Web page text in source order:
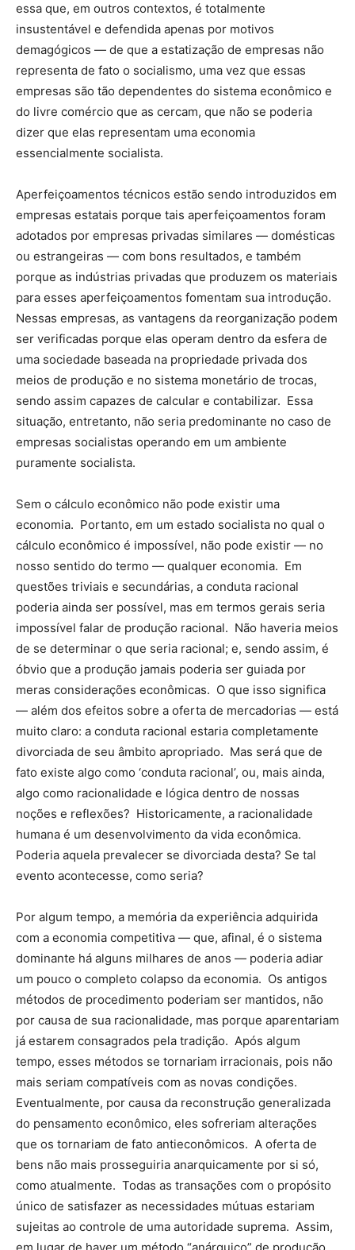
essa que, em outros contextos, é totalmente
insustentável e defendida apenas por motivos
demagógicos — de que a estatização de empresas não
representa de fato o socialismo, uma vez que essas
empresas são tão dependentes do sistema econômico e
do livre comércio que as cercam, que não se poderia
dizer que elas representam uma economia
essencialmente socialista.
Aperfeiçoamentos técnicos estão sendo introduzidos em
empresas estatais porque tais aperfeiçoamentos foram
adotados por empresas privadas similares — domésticas
ou estrangeiras — com bons resultados, e também
porque as indústrias privadas que produzem os materiais
para esses aperfeiçoamentos fomentam sua introdução.
Nessas empresas, as vantagens da reorganização podem
ser verificadas porque elas operam dentro da esfera de
uma sociedade baseada na propriedade privada dos
meios de produção e no sistema monetário de trocas,
sendo assim capazes de calcular e contabilizar. Essa
situação, entretanto, não seria predominante no caso de
empresas socialistas operando em um ambiente
puramente socialista.
Sem o cálculo econômico não pode existir uma
economia. Portanto, em um estado socialista no qual o
cálculo econômico é impossível, não pode existir — no
nosso sentido do termo — qualquer economia. Em
questões triviais e secundárias, a conduta racional
poderia ainda ser possível, mas em termos gerais seria
impossível falar de produção racional. Não haveria meios
de se determinar o que seria racional; e, sendo assim, é
óbvio que a produção jamais poderia ser guiada por
meras considerações econômicas. O que isso significa
— além dos efeitos sobre a oferta de mercadorias — está
muito claro: a conduta racional estaria completamente
divorciada de seu âmbito apropriado. Mas será que de
fato existe algo como ‘conduta racional’, ou, mais ainda,
algo como racionalidade e lógica dentro de nossas
noções e reflexões? Historicamente, a racionalidade
humana é um desenvolvimento da vida econômica.
Poderia aquela prevalecer se divorciada desta? Se tal
evento acontecesse, como seria?
Por algum tempo, a memória da experiência adquirida
com a economia competitiva — que, afinal, é o sistema
dominante há alguns milhares de anos — poderia adiar
um pouco o completo colapso da economia. Os antigos
métodos de procedimento poderiam ser mantidos, não
por causa de sua racionalidade, mas porque aparentariam
já estarem consagrados pela tradição. Após algum
tempo, esses métodos se tornariam irracionais, pois não
mais seriam compatíveis com as novas condições.
Eventualmente, por causa da reconstrução generalizada
do pensamento econômico, eles sofreriam alterações
que os tornariam de fato antieconômicos. A oferta de
bens não mais prosseguiria anarquicamente por si só,
como atualmente. Todas as transações com o propósito
único de satisfazer as necessidades mútuas estariam
sujeitas ao controle de uma autoridade suprema. Assim,